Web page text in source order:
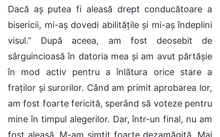
Dacă aș putea fi aleasă drept conducătoare a
bisericii, mi-aș dovedi abilitățile și mi-aș îndeplini
visul.” După aceea, am fost deosebit de
sârguincioasă în datoria mea și am avut părtășie
în mod activ pentru a înlătura orice stare a
fraților și surorilor. Când am primit aprobarea lor,
am fost foarte fericită, sperând să voteze pentru
mine în timpul alegerilor. Dar, într-un final, nu am
fost aleasă. M-am simțit foarte dezamăgită. Mai